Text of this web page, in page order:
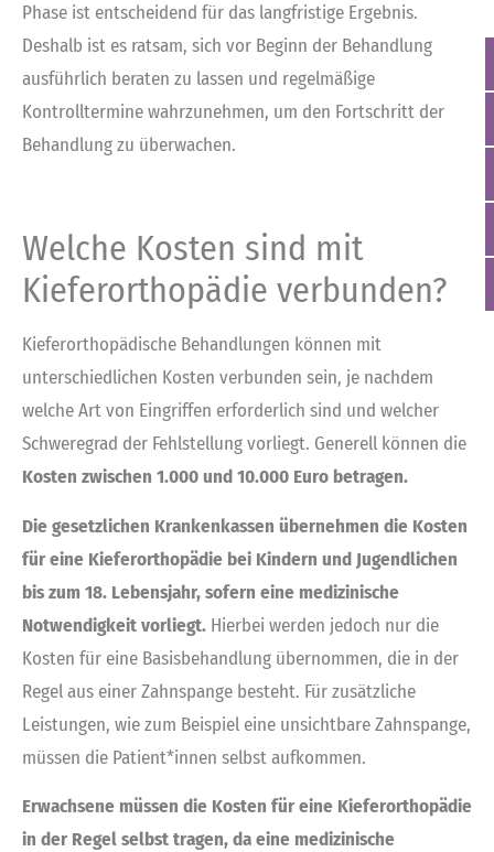
Phase ist entscheidend für das langfristige Ergebnis.
Deshalb ist es ratsam, sich vor Beginn der Behandlung
ausführlich beraten zu lassen und regelmäßige
Kontrolltermine wahrzunehmen, um den Fortschritt der
Behandlung zu überwachen.
Welche Kosten sind mit
Kieferorthopädie verbunden?
Kieferorthopädische Behandlungen können mit
unterschiedlichen Kosten verbunden sein, je nachdem
welche Art von Eingriffen erforderlich sind und welcher
Schweregrad der Fehlstellung vorliegt. Generell können die
Kosten zwischen 1.000 und 10.000 Euro betragen.
Die gesetzlichen Krankenkassen übernehmen die Kosten
für eine Kieferorthopädie bei Kindern und Jugendlichen
bis zum 18. Lebensjahr, sofern eine medizinische
Notwendigkeit vorliegt. Hierbei werden jedoch nur die
Kosten für eine Basisbehandlung übernommen, die in der
Regel aus einer Zahnspange besteht. Für zusätzliche
Leistungen, wie zum Beispiel eine unsichtbare Zahnspange,
müssen die Patient*innen selbst aufkommen.
Erwachsene müssen die Kosten für eine Kieferorthopädie
in der Regel selbst tragen, da eine medizinische